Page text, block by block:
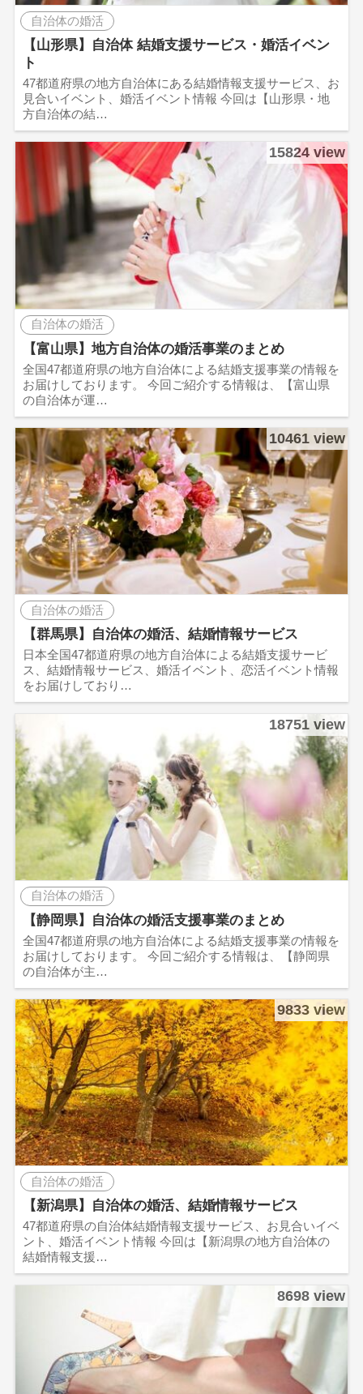
自治体の婚活
【山形県】自治体 結婚支援サービス・婚活イベン
ト
47都道府県の地方自治体にある結婚情報支援サービス、お
見合いイベント、婚活イベント情報 今回は【山形県・地
方自治体の結…
15824 view
自治体の婚活
【富山県】地方自治体の婚活事業のまとめ
全国47都道府県の地方自治体による結婚支援事業の情報を
お届けしております。 今回ご紹介する情報は、【富山県
の自治体が運…
10461 view
自治体の婚活
【群馬県】自治体の婚活、結婚情報サービス
日本全国47都道府県の地方自治体による結婚支援サービ
ス、結婚情報サービス、婚活イベント、恋活イベント情報
をお届けしており…
18751 view
自治体の婚活
【静岡県】自治体の婚活支援事業のまとめ
全国47都道府県の地方自治体による結婚支援事業の情報を
お届けしております。 今回ご紹介する情報は、【静岡県
の自治体が主…
9833 view
自治体の婚活
【新潟県】自治体の婚活、結婚情報サービス
47都道府県の自治体結婚情報支援サービス、お見合いイベ
ント、婚活イベント情報 今回は【新潟県の地方自治体の
結婚情報支援…
8698 view